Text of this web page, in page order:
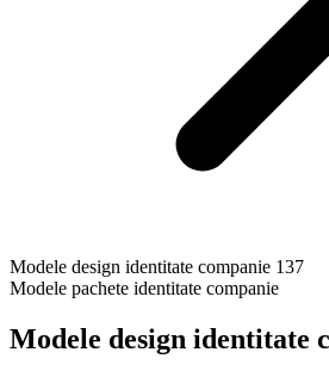
Modele design identitate companie 137
Modele pachete identitate companie
Modele design identitate